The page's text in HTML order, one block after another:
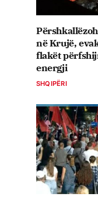
në Krujë,
flakët
energji
SHQIPËRI